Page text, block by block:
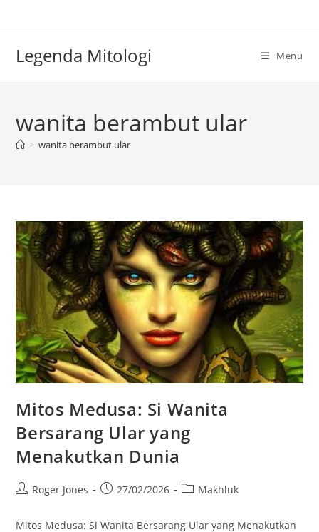
Legenda Mitologi Menu
wanita berambut ular
> wanita berambut ular
Mitos Medusa: Si Wanita
Bersarang Ular yang
Menakutkan Dunia
PostRoger Jones
Post27/02/2026
PostMakhluk
Mitos Medusa: Si Wanita Bersarang Ular yang Menakutkan